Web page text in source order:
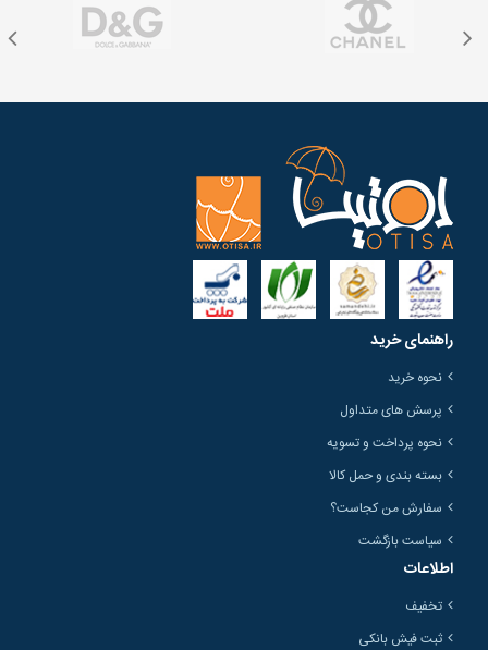
راهنمای خرید
نحوه خرید
پرسش های متداول
نحوه پرداخت و تسویه
بسته بندی و حمل کالا
سفارش من کجاست؟
سیاست بازگشت
اطلاعات
تخفیف
ثبت فیش بانکی